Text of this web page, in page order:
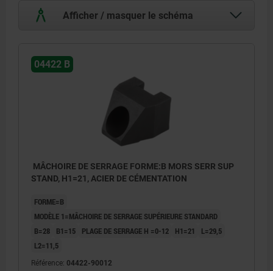
Afficher / masquer le schéma
04422 B
MÂCHOIRE DE SERRAGE FORME:B MORS SERR SUP
STAND, H1=21, ACIER DE CÉMENTATION
FORME=B
MODÈLE 1=MÂCHOIRE DE SERRAGE SUPÉRIEURE STANDARD
B=28
B1=15 PLAGE DE SERRAGE H =0-12 H1=21
L=29,5
L2=11,5
Référence: 04422-90012